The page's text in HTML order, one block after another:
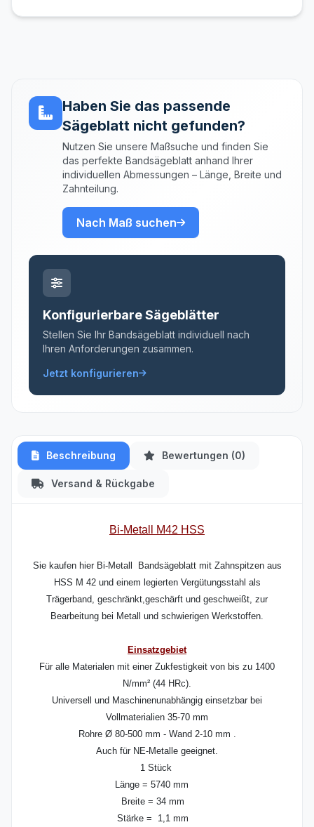
Haben Sie das passende
Sägeblatt nicht gefunden?
Nutzen Sie unsere Maßsuche und finden Sie
das perfekte Bandsägeblatt anhand Ihrer
individuellen Abmessungen – Länge, Breite und
Zahnteilung.
Nach Maß suchen
Konfigurierbare Sägeblätter
Stellen Sie Ihr Bandsägeblatt individuell nach
Ihren Anforderungen zusammen.
Jetzt konfigurieren
Beschreibung Bewertungen (0)
Versand & Rückgabe
Bi-Metall M42 HSS
Sie kaufen hier Bi-Metall Bandsägeblatt mit Zahnspitzen aus
HSS M 42 und einem legierten Vergütungsstahl als
Trägerband, geschränkt,geschärft und geschweißt, zur
Bearbeitung bei Metall und schwierigen Werkstoffen.
Einsatzgebiet
Für alle Materialen mit einer Zukfestigkeit von bis zu 1400
N/mm² (44 HRc).
Universell und Maschinenunabhängig einsetzbar bei
Vollmaterialien 35-70 mm
Rohre Ø 80-500 mm - Wand 2-10 mm .
Auch für NE-Metalle geeignet.
1 Stück
Länge = 5740 mm
Breite = 34 mm
Stärke = 1,1 mm